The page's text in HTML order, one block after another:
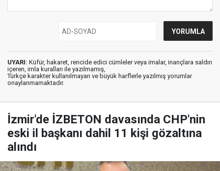
UYARI: Küfür, hakaret, rencide edici cümleler veya imalar, inançlara saldırı
içeren, imla kuralları ile yazılmamış,
Türkçe karakter kullanılmayan ve büyük harflerle yazılmış yorumlar
onaylanmamaktadır.
İzmir'de İZBETON davasında CHP'nin
eski il başkanı dahil 11 kişi gözaltına
alındı